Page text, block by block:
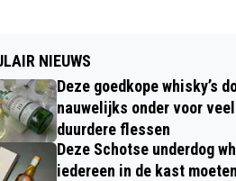
NIEUWS
Deze goedkope whisky’s
nauwelijks onder voor veel
duurdere flessen
Deze Schotse underdog
iedereen in de kast